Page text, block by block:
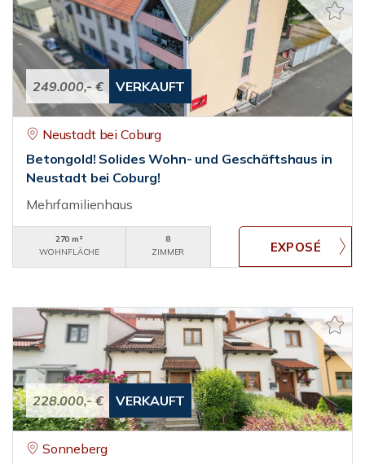
249.000,- € VERKAUFT
Neustadt bei Coburg
Betongold! Solides Wohn- und Geschäftshaus in
Neustadt bei Coburg!
Mehrfamilienhaus
270 m²
WOHNFLÄCHE
8
ZIMMER
228.000,- € VERKAUFT
Sonneberg